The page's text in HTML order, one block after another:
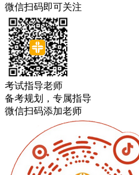
微信扫码即可关注
考试指导老师
备考规划，专属指导
微信扫码添加老师